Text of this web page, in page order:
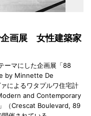
企画展 女性建築家
ーマにした企画展「88
by Minnette De
によるワタプルワ住宅計
and Contemporary
（Crescat Boulevard, 89